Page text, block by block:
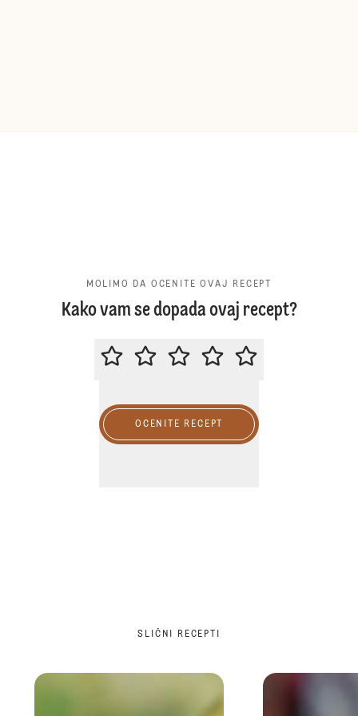
MOLIMO DA OCENITE OVAJ RECEPT
Kako vam se dopada ovaj recept?
MOLIMO DA OCENITE OVAJ
OCENITE RECEPT
SLIČNI RECEPTI